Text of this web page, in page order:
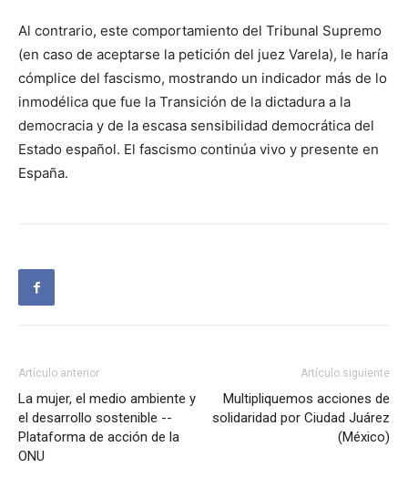
Al contrario, este comportamiento del Tribunal Supremo
(en caso de aceptarse la petición del juez Varela), le haría
cómplice del fascismo, mostrando un indicador más de lo
inmodélica que fue la Transición de la dictadura a la
democracia y de la escasa sensibilidad democrática del
Estado español. El fascismo continúa vivo y presente en
España.
Artículo anterior
La mujer, el medio ambiente y
el desarrollo sostenible --
Plataforma de acción de la
ONU
Artículo siguiente
Multipliquemos acciones de
solidaridad por Ciudad Juárez
(México)